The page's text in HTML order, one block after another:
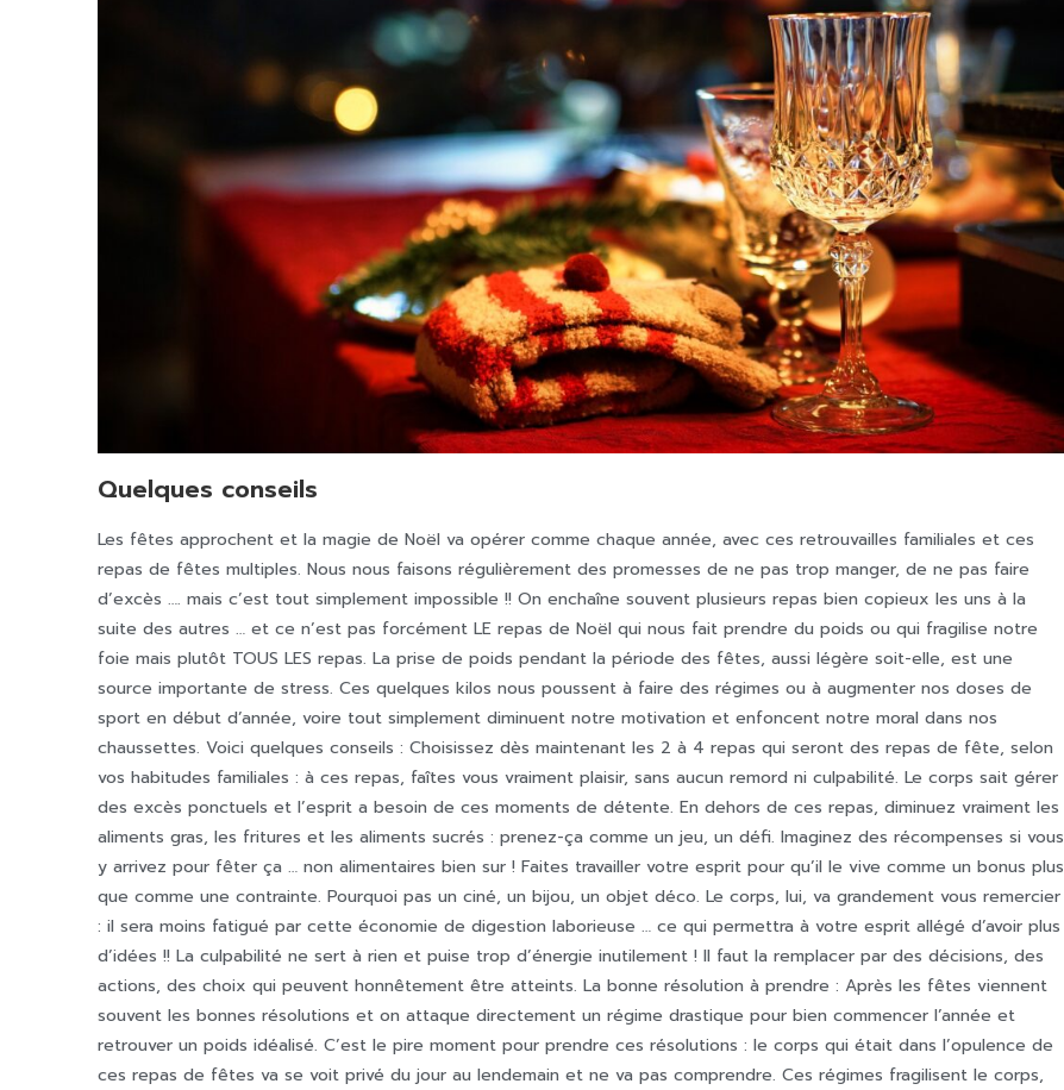
Quelques conseils
Les fêtes approchent et la magie de Noël va opérer comme chaque année, avec ces retrouvailles familiales et ces
repas de fêtes multiples. Nous nous faisons régulièrement des promesses de ne pas trop manger, de ne pas faire
d’excès …. mais c’est tout simplement impossible !! On enchaîne souvent plusieurs repas bien copieux les uns à la
suite des autres … et ce n’est pas forcément LE repas de Noël qui nous fait prendre du poids ou qui fragilise notre
foie mais plutôt TOUS LES repas. La prise de poids pendant la période des fêtes, aussi légère soit-elle, est une
source importante de stress. Ces quelques kilos nous poussent à faire des régimes ou à augmenter nos doses de
sport en début d’année, voire tout simplement diminuent notre motivation et enfoncent notre moral dans nos
chaussettes. Voici quelques conseils : Choisissez dès maintenant les 2 à 4 repas qui seront des repas de fête, selon
vos habitudes familiales : à ces repas, faîtes vous vraiment plaisir, sans aucun remord ni culpabilité. Le corps sait gérer
des excès ponctuels et l’esprit a besoin de ces moments de détente. En dehors de ces repas, diminuez vraiment les
aliments gras, les fritures et les aliments sucrés : prenez-ça comme un jeu, un défi. Imaginez des récompenses si vous
y arrivez pour fêter ça … non alimentaires bien sur ! Faites travailler votre esprit pour qu’il le vive comme un bonus plus
que comme une contrainte. Pourquoi pas un ciné, un bijou, un objet déco. Le corps, lui, va grandement vous remercier
: il sera moins fatigué par cette économie de digestion laborieuse … ce qui permettra à votre esprit allégé d’avoir plus
d’idées !! La culpabilité ne sert à rien et puise trop d’énergie inutilement ! Il faut la remplacer par des décisions, des
actions, des choix qui peuvent honnêtement être atteints. La bonne résolution à prendre : Après les fêtes viennent
souvent les bonnes résolutions et on attaque directement un régime drastique pour bien commencer l’année et
retrouver un poids idéalisé. C’est le pire moment pour prendre ces résolutions : le corps qui était dans l’opulence de
ces repas de fêtes va se voit privé du jour au lendemain et ne va pas comprendre. Ces régimes fragilisent le corps,